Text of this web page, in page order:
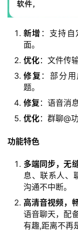
新增 ：支持
面。
优化：文件传
修复 ：部分
题。
修复 ：语音消
优化：群聊@
功能特色
多端同步，无
息、联系人、
沟通不中断。
高清音视频，
语音聊天，配
有趣,距离不再